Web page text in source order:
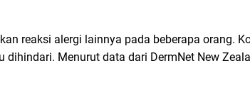
reaksi alergi lainnya pada beberapa orang.
Menurut data dari DermNet New